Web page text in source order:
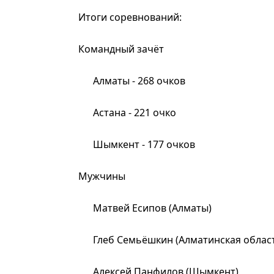
Итоги соревнований:
Командный зачёт
Алматы - 268 очков
Астана - 221 очко
Шымкент - 177 очков
Мужчины
Матвей Есипов (Алматы)
Глеб Семьёшкин (Алматинская